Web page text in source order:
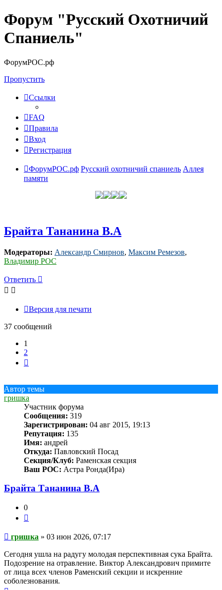
Форум "Русский Охотничий
Спаниель"
ФорумРОС.рф
Пропустить
Ссылки
FAQ
Правила
Вход
Регистрация
ФорумРОС.рф Русский охотничий спаниель Аллея
памяти
Брайта Тананина В.А
Модераторы: Александр Смирнов, Максим Ремезов,
Владимир РОС
Ответить
Версия для печати
37 сообщений
1
2
Автор темы
гришка
Участник форума
Сообщения: 319
Зарегистрирован: 04 авг 2015, 19:13
Репутация: 135
Имя: андрей
Откуда: Павловский Посад
Секция/Клуб: Раменская секция
Ваш РОС: Астра Ронда(Ира)
Брайта Тананина В.А
0
Сообщение
гришка » 03 июн 2026, 07:17
Сегодня ушла на радугу молодая перспективная сука Брайта.
Подозрение на отравление. Виктор Александрович примите
от лица всех членов Раменский секции и искренние
соболезнования.